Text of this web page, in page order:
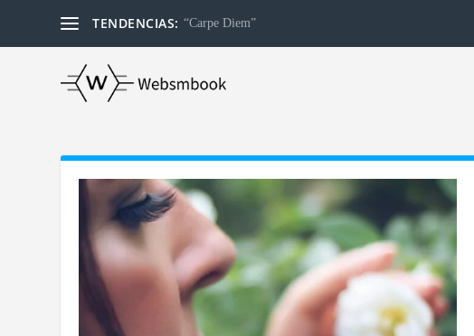
TENDENCIAS: “Carpe Diem”